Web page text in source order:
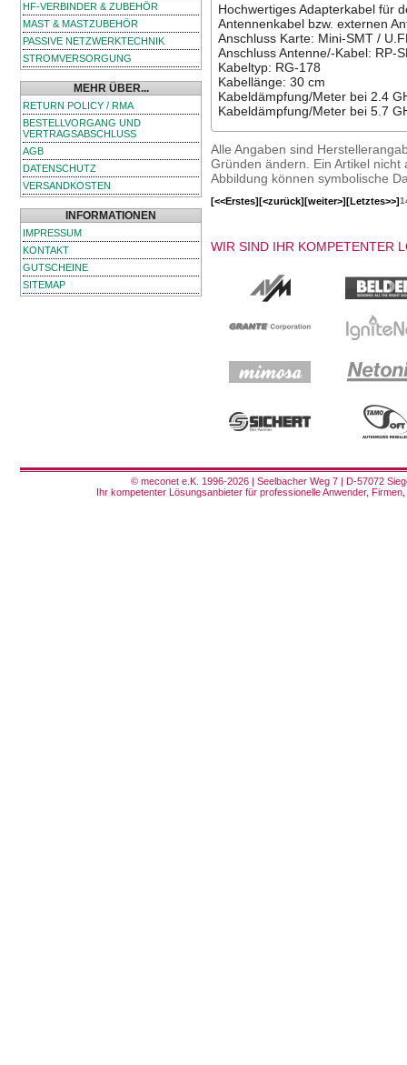
HF-VERBINDER & ZUBEHÖR
MAST & MASTZUBEHÖR
PASSIVE NETZWERKTECHNIK
STROMVERSORGUNG
MEHR ÜBER...
RETURN POLICY / RMA
BESTELLVORGANG UND
VERTRAGSABSCHLUSS
AGB
DATENSCHUTZ
VERSANDKOSTEN
INFORMATIONEN
IMPRESSUM
KONTAKT
GUTSCHEINE
SITEMAP
Hochwertiges Adapterkabel für
Antennenkabel bzw. externen
Anschluss Karte: Mini-SMT /
Anschluss Antenne/-Kabel: RP-
Kabeltyp: RG-178
Kabellänge: 30 cm
Kabeldämpfung/Meter bei 2.4
Kabeldämpfung/Meter bei 5.7
Alle Angaben sind
Gründen ändern. Ein Artikel
Abbildung können symbolische
[<<Erstes][<zurück][weiter>][Letztes>>]
WIR SIND IHR KOMPETENTER
© meconet e.K. 1996-2026 | Seelbacher Weg 7 | D-57072
Ihr kompetenter Lösungsanbieter für professionelle Anwender,